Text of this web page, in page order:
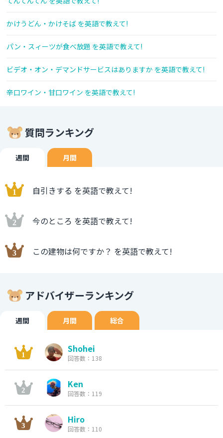
かけうどん・かけそば を英語で教えて!
パン・スィーツが食べ放題 を英語で教えて!
ビデオ・オン・デマンドサービスはありますか を英語で教えて!
辛口ワイン・甘口ワイン を英語で教えて!
質問ランキング
週間 月間
自引きする を英語で教えて!
今のところ を英語で教えて!
この建物は何ですか？ を英語で教えて!
アドバイザーランキング
週間 月間 総合
Shohei
回答数：138
Ken
回答数：119
Hiro
回答数：110